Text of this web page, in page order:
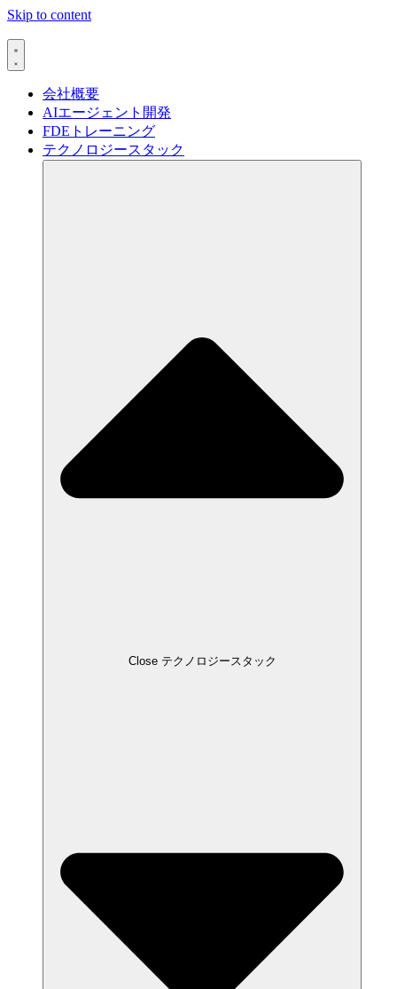
Skip to content
会社概要
AIエージェント開発
FDEトレーニング
テクノロジースタック
Close テクノロジースタック